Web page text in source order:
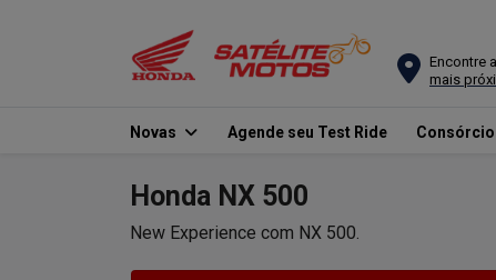
Encontre
mais
Novas Agende seu Test Ride Consórcio
Honda NX 500
New Experience com NX 500.